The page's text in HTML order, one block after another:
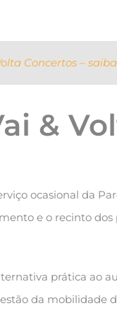
Concertos –
&
ocasional da
e o recinto
prática ao
da mobilidade